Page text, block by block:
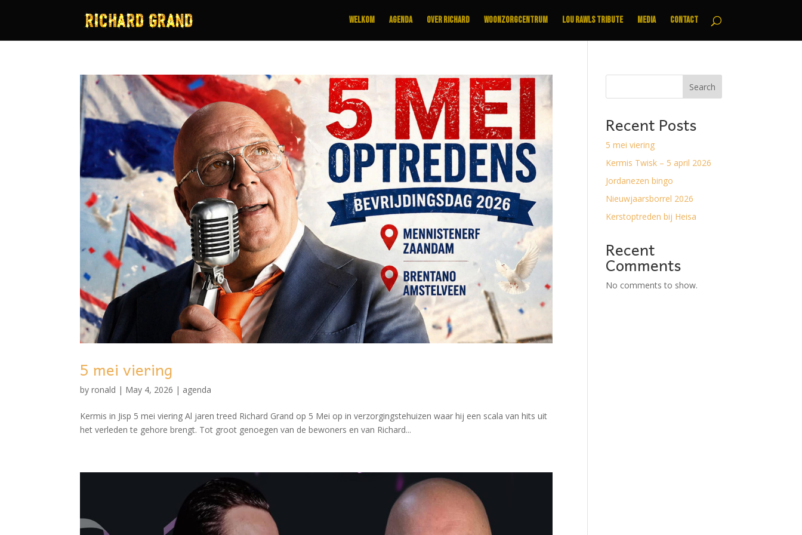
Welkom Agenda Over Richard Woonzorgcentrum Lou Rawls Tribute Media Contact
5 mei viering
byronald | May 4, 2026 | agenda
Kermis in Jisp 5 mei viering Al jaren treed Richard Grand op 5 Mei op in verzorgingstehuizen waar hij een scala van hits uit
het verleden te gehore brengt. Tot groot genoegen van de bewoners en van Richard...
Search
Recent Posts
5 mei viering
Kermis Twisk – 5 april 2026
Jordanezen bingo
Nieuwjaarsborrel 2026
Kerstoptreden bij Heisa
Recent
Comments
No comments to show.